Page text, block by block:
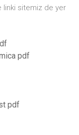
linki sitemiz de yer
pdf
pdf